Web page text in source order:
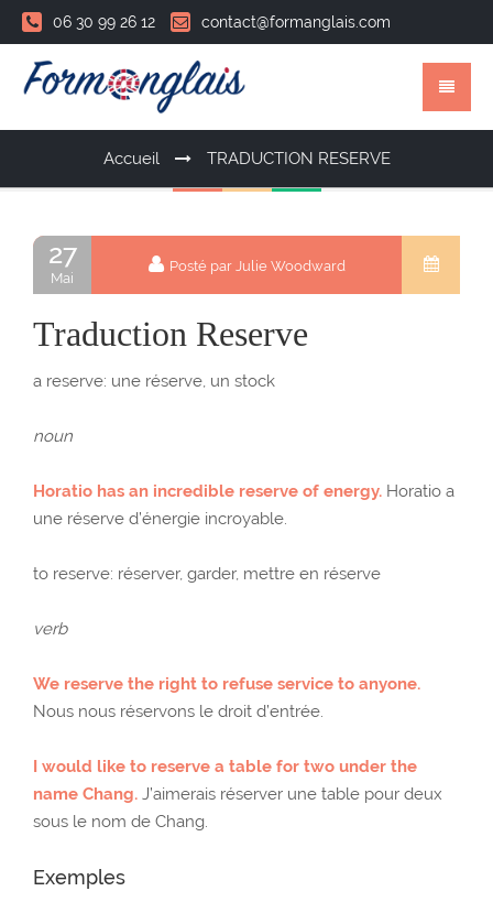
06 30 99 26 12 contact@formanglais.com
Accueil TRADUCTION RESERVE
27
Mai
Posté par Julie Woodward
Traduction Reserve
a reserve: une réserve, un stock
noun
Horatio has an incredible reserve of energy. Horatio a
une réserve d’énergie incroyable.
to reserve: réserver, garder, mettre en réserve
verb
We reserve the right to refuse service to anyone.
Nous nous réservons le droit d’entrée.
I would like to reserve a table for two under the
name Chang. J’aimerais réserver une table pour deux
sous le nom de Chang.
Exemples